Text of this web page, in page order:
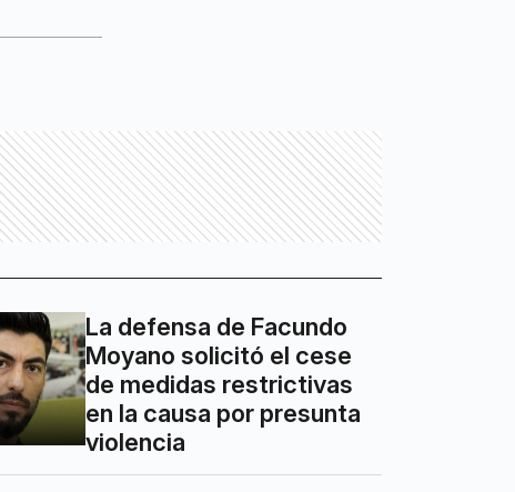
La defensa de Facundo
Moyano solicitó el cese
de medidas restrictivas
en la causa por presunta
violencia